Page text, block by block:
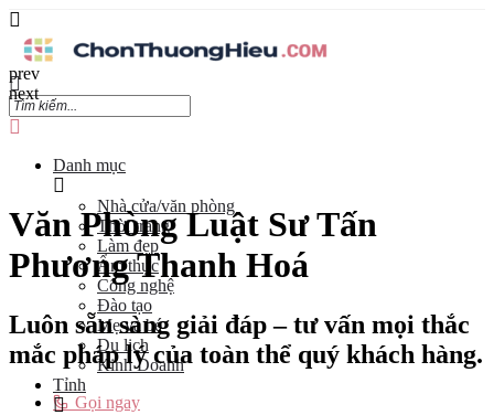
Danh mục
Nhà cửa/văn phòng
Thời trang
Làm đẹp
Ẩm thực
Công nghệ
Đào tạo
Mẹ và bé
Du lịch
Kinh Doanh
Tỉnh
prev
next
Văn Phòng Luật Sư Tấn
Phương Thanh Hoá
Luôn sẵn sàng giải đáp – tư vấn mọi thắc
mắc pháp lý của toàn thể quý khách hàng.
Gọi ngay